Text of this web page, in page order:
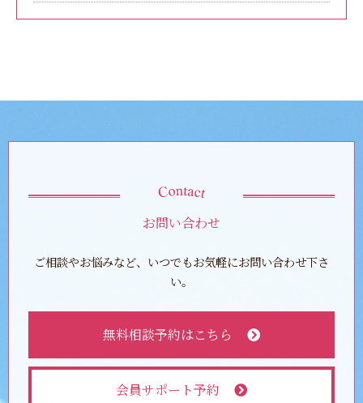
お問い合わせ
ご相談やお悩みなど、いつでもお気軽にお問い合わせ下さ
い。
無料相談予約はこちら
会員サポート予約